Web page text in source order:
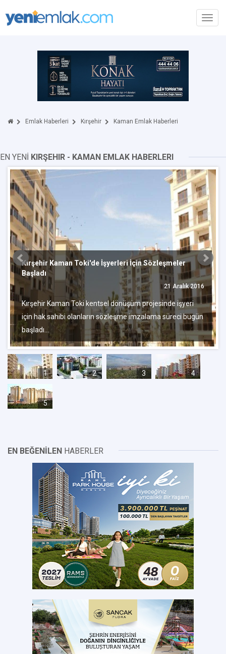
Emlak Haberleri Kırşehir Kaman Emlak Haberleri
EN YENİ KIRŞEHIR - KAMAN EMLAK HABERLERI
Kırşehir Kaman Toki'de İşyerleri İçin Sözleşmeler
Başladı
21 Aralık 2016
Kırşehir Kaman Toki kentsel dönüşüm projesinde işyeri
için hak sahibi olanların sözleşme imzalama süreci bugün
başladı...
1 2 3 4
5
EN BEĞENİLEN HABERLER